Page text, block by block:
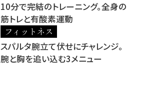
10分で完結のトレーニング。全身の
筋トレと有酸素運動
フィットネス
スパルタ腕立て伏せにチャレンジ。
腕と胸を追い込む3メニュー